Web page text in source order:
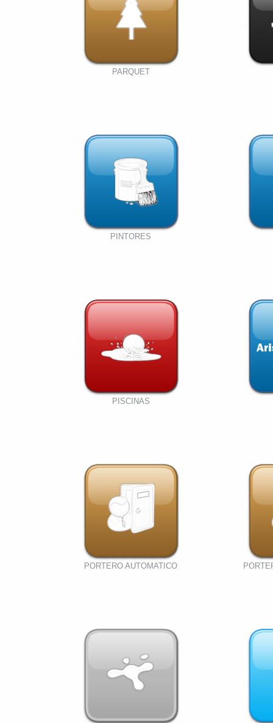
PARQUET
PINTORES
PISCINAS
PORTERO AUTOMATICO